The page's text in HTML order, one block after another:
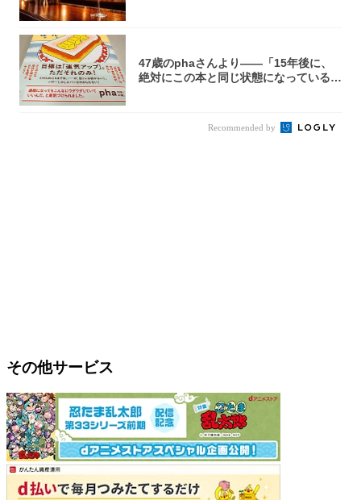
47歳のphaさんより――「15年後に、
絶対にこの本と同じ状態になっている自
Recommended by
その他サービス